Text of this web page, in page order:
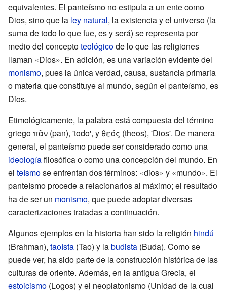
equivalentes. El panteísmo no estipula a un ente como
Dios, sino que la ley natural, la existencia y el universo (la
suma de todo lo que fue, es y será) se representa por
medio del conceptoteológicode lo que las religiones
llaman «Dios». En adición, es una variación evidente del
monismo, pues la única verdad, causa, sustancia primaria
o materia que constituye al mundo, según el panteísmo, es
Dios.
Etimológicamente, la palabra está compuesta del término
griego πᾶν (pan), 'todo', y θεός (theos), 'Dios'. De manera
general, el panteísmo puede ser considerado como una
ideologíafilosófica o como una concepción del mundo. En
el teísmose enfrentan dos términos: «dios» y «mundo». El
panteísmo procede a relacionarlos al máximo; el resultado
ha de ser un monismo, que puede adoptar diversas
caracterizaciones tratadas a continuación.
Algunos ejemplos en la historia han sido la religión hindú
(Brahman), taoísta (Tao) y labudista (Buda). Como se
puede ver, ha sido parte de la construcción histórica de las
culturas de oriente. Además, en la antigua Grecia, el
estoicismo (Logos) y el neoplatonismo (Unidad de la cual